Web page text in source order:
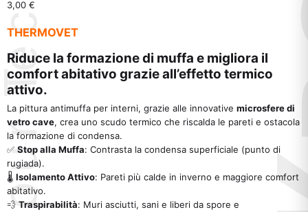
3,00 €
THERMOVET
Riduce la formazione di muffa e migliora il
comfort abitativo grazie all’effetto termico
attivo.
La pittura antimuffa per interni, grazie alle innovative microsfere di
vetro cave, crea uno scudo termico che riscalda le pareti e ostacola
la formazione di condensa.
✅ Stop alla Muffa: Contrasta la condensa superficiale (punto di
rugiada).
🌡️ Isolamento Attivo: Pareti più calde in inverno e maggiore comfort
abitativo.
💨 Traspirabilità: Muri asciutti, sani e liberi da spore e